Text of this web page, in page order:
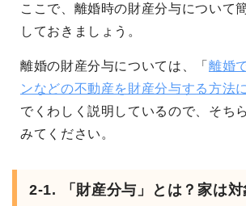
ここで、離婚時の財産分与について
しておきましょう。
離婚の財産分与については、「 離婚
ンなどの不動産を財産分与する方法
でくわしく説明しているので、そち
みてください。
2-1. 「財産分与」とは？家は対